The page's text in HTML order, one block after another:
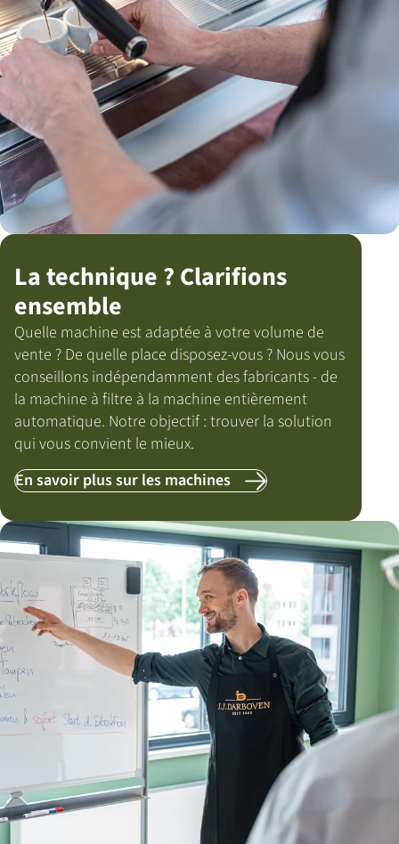
La technique ? Clarifions
ensemble
Quelle machine est adaptée à votre volume de
vente ? De quelle place disposez-vous ? Nous vous
conseillons indépendamment des fabricants - de
la machine à filtre à la machine entièrement
automatique. Notre objectif : trouver la solution
qui vous convient le mieux.
En savoir plus sur les machines